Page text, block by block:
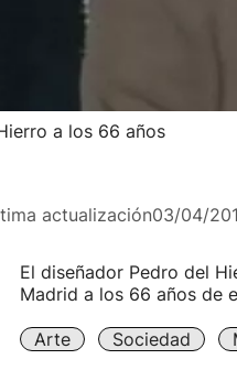
a los 66 años
actualización03/04/
El diseñador Pedro del
Madrid a los 66 años de
Arte Sociedad